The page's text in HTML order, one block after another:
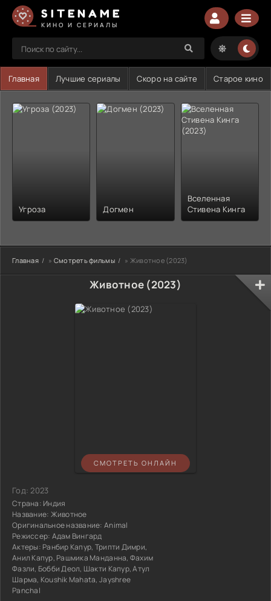
SITENAME
КИНО И СЕРИАЛЫ
Главная Лучшие сериалы Скоро на сайте Старое кино
Угроза Догмен
Вселенная
Стивена Кинга
Главная » Смотреть фильмы » Животное (2023)
Животное (2023)
СМОТРЕТЬ ОНЛАЙН
Год:2023
Страна: Индия
Название: Животное
Оригинальное название: Animal
Режиссер: Адам Вингард
Актеры: Ранбир Капур, Трипти Димри,
Анил Капур, Рашмика Манданна, Фахим
Фазли, Бобби Деол, Шакти Капур, Атул
Шарма, Koushik Mahata, Jayshree
Panchal